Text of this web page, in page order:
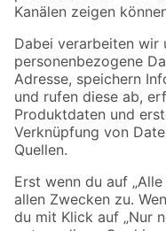
Folge uns
Zahlungsarten
Sicher einkaufen
Jetzt die toom-App